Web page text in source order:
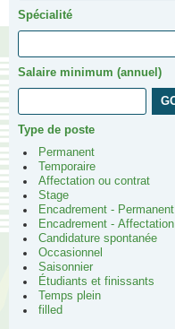
Spécialité
Salaire minimum (annuel)
Type de poste
Permanent
Temporaire
Affectation ou contrat
Stage
Encadrement - Permanent
Encadrement - Affectation
Candidature spontanée
Occasionnel
Saisonnier
Étudiants et finissants
Temps plein
filled